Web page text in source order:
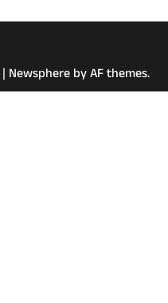
| Newsphere by AF themes.